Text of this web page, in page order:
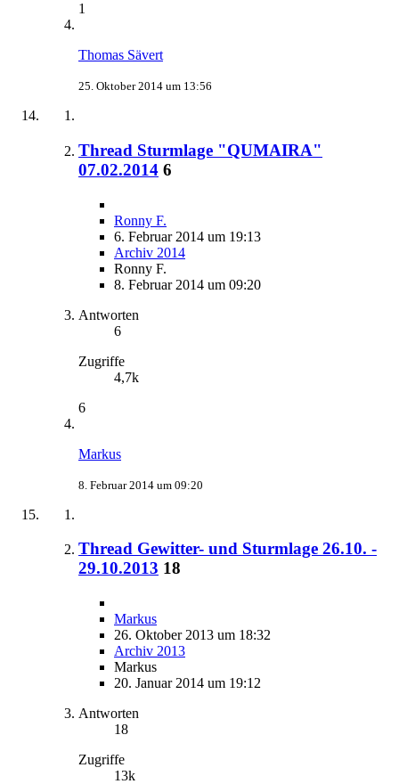
1
Thomas Sävert
25. Oktober 2014 um 13:56
Thread Sturmlage "QUMAIRA"
07.02.2014 6
Ronny F.
6. Februar 2014 um 19:13
Archiv 2014
Ronny F.
8. Februar 2014 um 09:20
Antworten
6
Zugriffe
4,7k
6
Markus
8. Februar 2014 um 09:20
Thread Gewitter- und Sturmlage 26.10. -
29.10.2013 18
Markus
26. Oktober 2013 um 18:32
Archiv 2013
Markus
20. Januar 2014 um 19:12
Antworten
18
Zugriffe
13k